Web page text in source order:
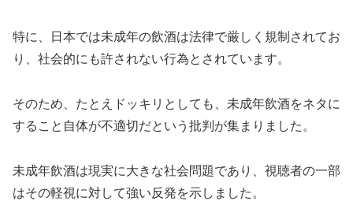
特に、日本では未成年の飲酒は法律で厳しく規制されてお
り、社会的にも許されない行為とされています。
そのため、たとえドッキリとしても、未成年飲酒をネタに
すること自体が不適切だという批判が集まりました。
未成年飲酒は現実に大きな社会問題であり、視聴者の一部
はその軽視に対して強い反発を示しました。